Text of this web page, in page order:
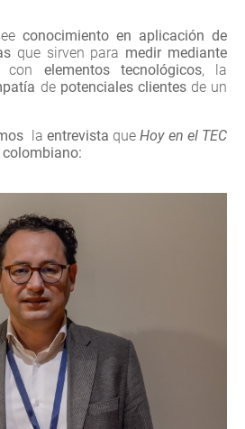
conocimiento en aplicación de
que sirven para medir mediante
con elementos tecnológicos, la
de potenciales clientes de un
laentrevista queHoy en el TEC
colombiano: